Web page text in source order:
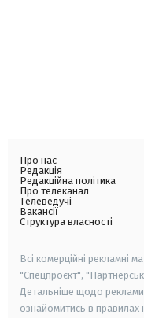
Про нас
Редакція
Редакційна політика
Про телеканал
Телеведучі
Вакансії
Структура власності
Всі комерційні рекламні
"Спецпроєкт",
Детальніше щодо
ознайомитись в правилах